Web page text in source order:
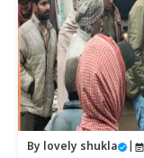
By lovely shukla